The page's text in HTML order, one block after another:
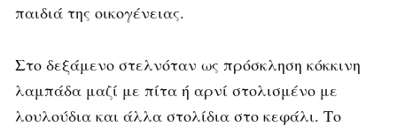
παιδιά της οικογένειας.
Στο δεξάμενο στελνόταν ως πρόσκληση κόκκινη
λαμπάδα μαζί με πίτα ή αρνί στολισμένο με
λουλούδια και άλλα στολίδια στο κεφάλι. Το